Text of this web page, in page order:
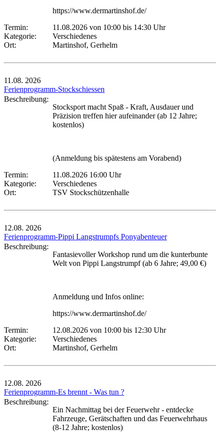
https://www.dermartinshof.de/
Termin:
11.08.2026 von 10:00 bis 14:30 Uhr
Kategorie:
Verschiedenes
Ort:
Martinshof, Gerhelm
11.08. 2026
Ferienprogramm-Stockschiessen
Beschreibung:
Stocksport macht Spaß - Kraft, Ausdauer und
Präzision treffen hier aufeinander (ab 12 Jahre;
kostenlos)
(Anmeldung bis spätestens am Vorabend)
Termin:
11.08.2026 16:00 Uhr
Kategorie:
Verschiedenes
Ort:
TSV Stockschützenhalle
12.08. 2026
Ferienprogramm-Pippi Langstrumpfs Ponyabenteuer
Beschreibung:
Fantasievoller Workshop rund um die kunterbunte
Welt von Pippi Langstrumpf (ab 6 Jahre; 49,00 €)
Anmeldung und Infos online:
https://www.dermartinshof.de/
Termin:
12.08.2026 von 10:00 bis 12:30 Uhr
Kategorie:
Verschiedenes
Ort:
Martinshof, Gerhelm
12.08. 2026
Ferienprogramm-Es brennt - Was tun ?
Beschreibung:
Ein Nachmittag bei der Feuerwehr - entdecke
Fahrzeuge, Gerätschaften und das Feuerwehrhaus
(8-12 Jahre; kostenlos)